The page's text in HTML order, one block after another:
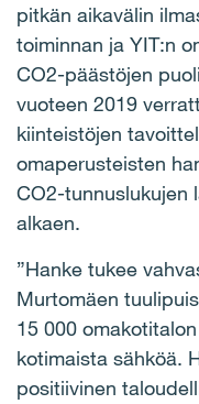
pitkän aikavälin
toiminnan ja YIT:n
CO2-päästöjen
vuoteen 2019
kiinteistöjen
omaperusteisten
CO2-tunnuslukujen
alkaen.
”Hanke tukee
Murtomäen
15 000
kotimaista sähköä.
positiivinen